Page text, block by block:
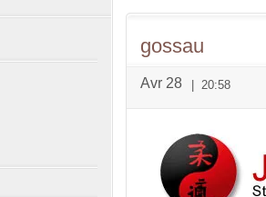
gossau
Avr 28 20:58